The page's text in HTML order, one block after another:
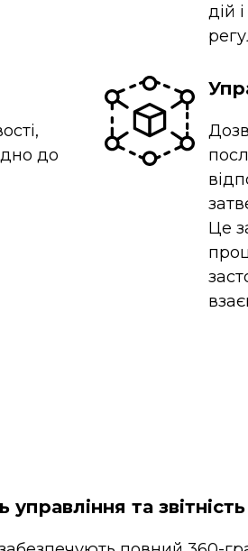
дій
до
Це
управління та звітність